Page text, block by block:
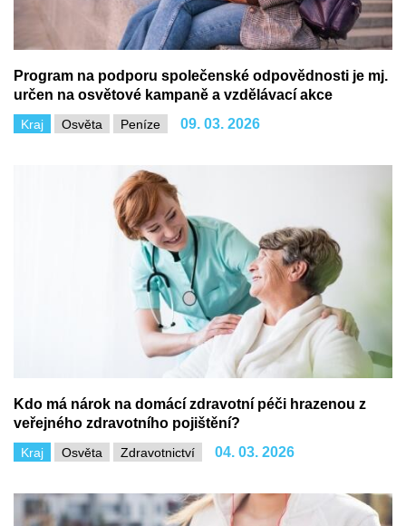
Program na podporu společenské odpovědnosti je mj.
určen na osvětové kampaně a vzdělávací akce
Kraj Osvěta Peníze 09. 03. 2026
Kdo má nárok na domácí zdravotní péči hrazenou z
veřejného zdravotního pojištění?
Kraj Osvěta Zdravotnictví 04. 03. 2026